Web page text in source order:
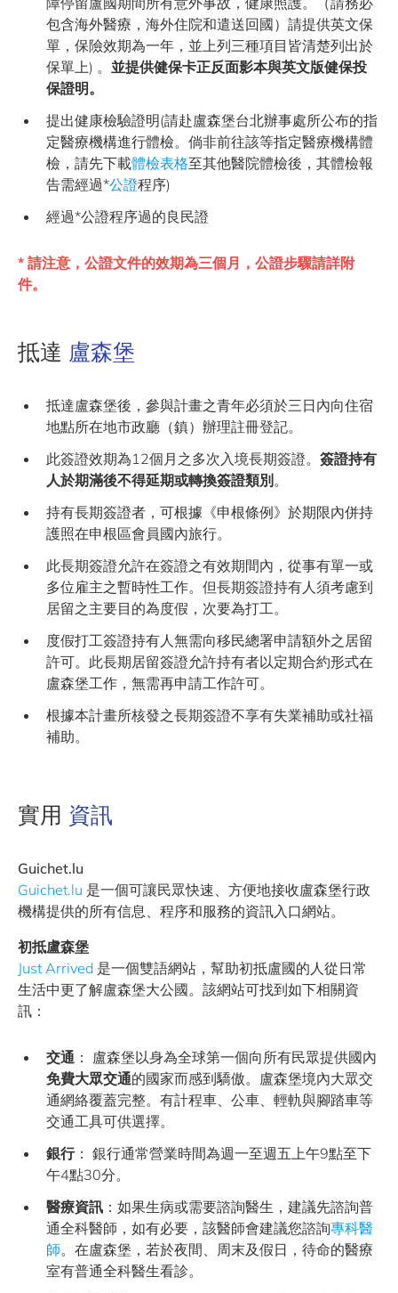
包含海外醫療，海外住院和遣送回國）請提供英文保
單，保險效期為一年，並上列三種項目皆清楚列出於
保單上) 。 並提供健保卡正反面影本與英文版健保投
保證明。
提出健康檢驗證明(請赴盧森堡台北辦事處所公布的指
定醫療機構進行體檢。倘非前往該等指定醫療機構體
檢，請先下載體檢表格至其他醫院體檢後，其體檢報
告需經過*公證程序)
經過*公證程序過的良民證
* 請注意， 公證文件的效期為三個月，公證步驟請詳附
件。
抵達 盧森堡
抵達盧森堡後，參與計畫之青年必須於三日內向住宿
地點所在地市政廳（鎮）辦理註冊登記。
此簽證效期為12個月之多次入境長期簽證。 簽證持有
人於期滿後不得延期或轉換簽證類別 。
持有長期簽證者，可根據《申根條例》於期限內併持
護照在申根區會員國內旅行。
此長期簽證允許在簽證之有效期間內，從事有單一或
多位雇主之暫時性工作。但長期簽證持有人須考慮到
居留之主要目的為度假，次要為打工。
度假打工簽證持有人無需向移民總署申請額外之居留
許可。此長期居留簽證允許持有者以定期合約形式在
盧森堡工作，無需再申請工作許可。
根據本計畫所核發之長期簽證不享有失業補助或社福
補助。
實用 資訊
Guichet.lu
Guichet.lu 是一個可讓民眾快速、方便地接收盧森堡行政
機構提供的所有信息、程序和服務的資訊入口網站。
初抵盧森堡
Just Arrived 是一個雙語網站，幫助初抵盧國的人從日常
生活中更了解盧森堡大公國。該網站可找到如下相關資
訊：
交通 ： 盧森堡以身為全球第一個向所有民眾提供國內
免費大眾交通的國家而感到驕傲。盧森堡境內大眾交
通網絡覆蓋完整。有計程車、公車、輕軌與腳踏車等
交通工具可供選擇。
銀行： 銀行通常營業時間為週一至週五上午9點至下
午4點30分。
醫療資訊 ：如果生病或需要諮詢醫生，建議先諮詢普
通全科醫師，如有必要，該醫師會建議您諮詢專科醫
師。在盧森堡，若於夜間、周末及假日，待命的醫療
室有普通全科醫生看診。